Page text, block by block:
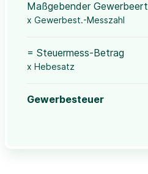
Maßgebender
x Gewerbest.-Messzahl
= Steuermess-Betrag
x Hebesatz
Gewerbesteuer